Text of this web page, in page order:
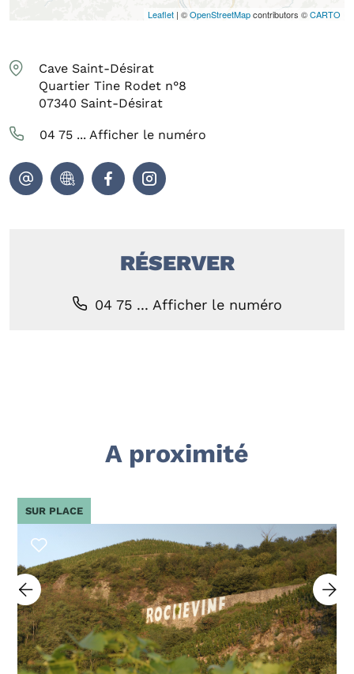
Leaflet | ©OpenStreetMapcontributors ©CARTO
Cave Saint-Désirat
Quartier Tine Rodet n°8
07340 Saint-Désirat
04 75 ... Afficher le numéro
RÉSERVER
04 75 ... Afficher le numéro
A proximité
SUR PLACE